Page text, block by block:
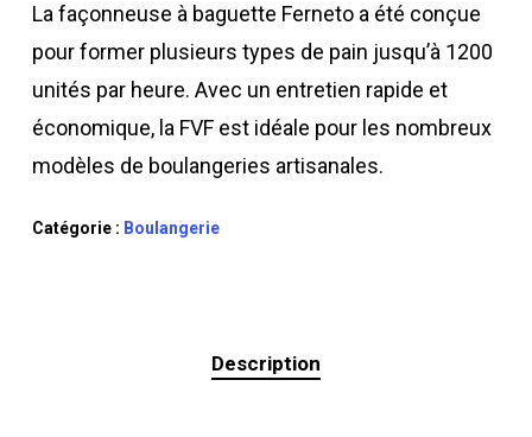
La façonneuse à baguette Ferneto a été conçue
pour former plusieurs types de pain jusqu’à 1200
unités par heure. Avec un entretien rapide et
économique, la FVF est idéale pour les nombreux
modèles de boulangeries artisanales.
Catégorie : Boulangerie
Description